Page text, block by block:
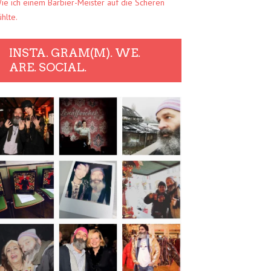
ich einem Barbier-Meister auf die Scheren
INSTA. GRAM(M). WE.
ARE. SOCIAL.